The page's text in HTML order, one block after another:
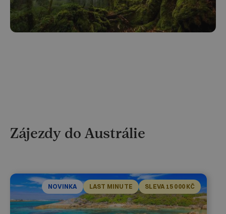
Zájezdy do Austrálie
NOVINKA LAST MINUTE SLEVA 15 000 KČ